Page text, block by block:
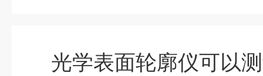
光学表面轮廓仪可以